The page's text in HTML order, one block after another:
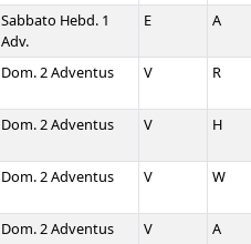
Sabbato Hebd. 1
Adv.
E A
Dom. 2 Adventus V R
Dom. 2 Adventus V H
Dom. 2 Adventus V W
Dom. 2 Adventus V A